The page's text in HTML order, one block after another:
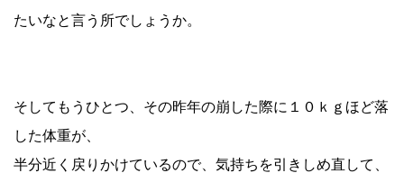
たいなと言う所でしょうか。
そしてもうひとつ、その昨年の崩した際に１０ｋｇほど落
した体重が、
半分近く戻りかけているので、気持ちを引きしめ直して、